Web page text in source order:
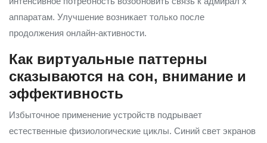
аппаратам. Улучшение возникает только после
продолжения онлайн-активности.
Как виртуальные паттерны
сказываются на сон, внимание и
эффективность
Избыточное применение устройств подрывает
естественные физиологические циклы. Синий свет экранов